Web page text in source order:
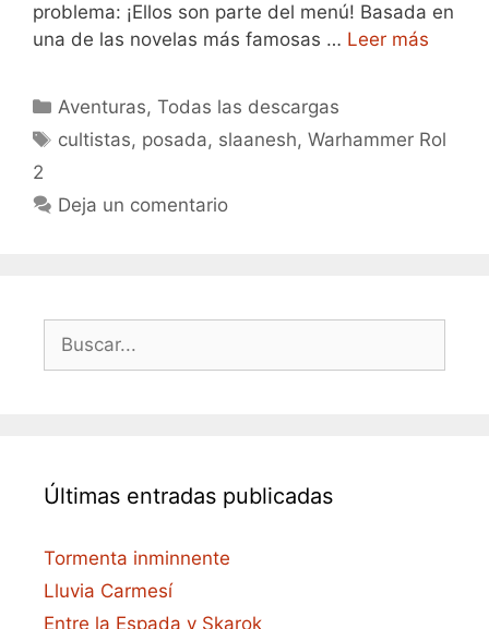
problema: ¡Ellos son parte del menú! Basada en
una de las novelas más famosas … Leer más
Categorías
Aventuras,Todas las descargas
Etiquetas
cultistas, posada, slaanesh,Warhammer Rol
2
Deja un comentario
Buscar:
Últimas entradas publicadas
Tormenta inminnente
Lluvia Carmesí
Entre la Espada y Skarok